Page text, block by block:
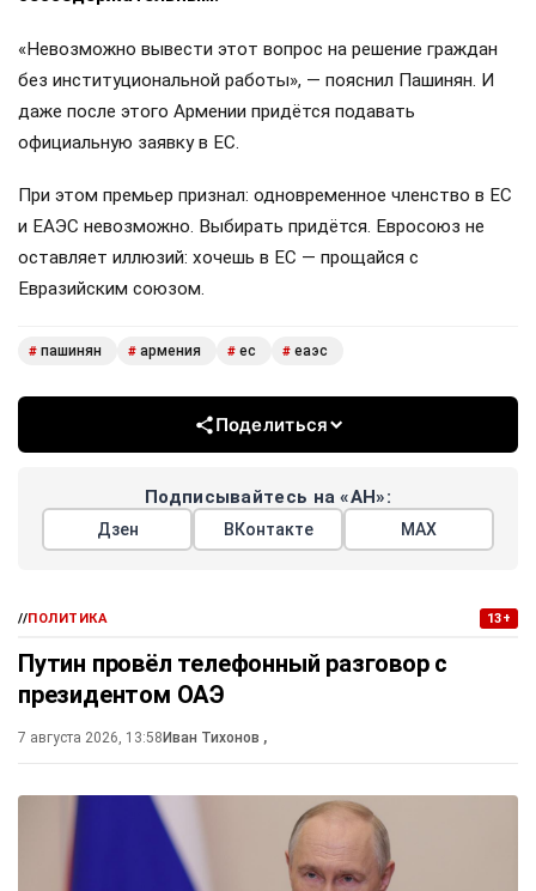
«Невозможно вывести этот вопрос на решение граждан
без институциональной работы», — пояснил Пашинян. И
даже после этого Армении придётся подавать
официальную заявку в ЕС.
При этом премьер признал: одновременное членство в ЕС
и ЕАЭС невозможно. Выбирать придётся. Евросоюз не
оставляет иллюзий: хочешь в ЕС — прощайся с
Евразийским союзом.
# пашинян # армения # ес # еаэс
Поделиться
Подписывайтесь на «АН»:
Дзен ВКонтакте МАХ
//ПОЛИТИКА 13+
Путин провёл телефонный разговор с
президентом ОАЭ
7 августа 2026, 13:58 Иван Тихонов ,